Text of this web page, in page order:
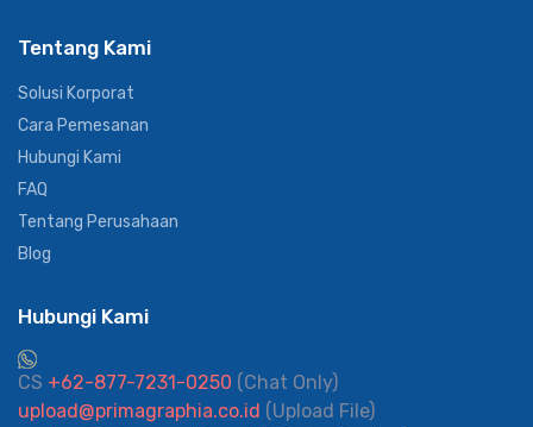
Tentang Kami
Solusi Korporat
Cara Pemesanan
Hubungi Kami
FAQ
Tentang Perusahaan
Blog
Hubungi Kami
CS +62-877-7231-0250 (Chat Only)
upload@primagraphia.co.id (Upload File)